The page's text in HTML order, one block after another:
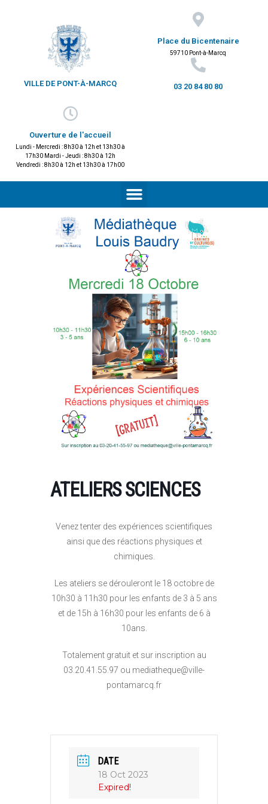
VILLE DE PONT-À-MARCQ
Place du Bicentenaire
59710 Pont-à-Marcq
03 20 84 80 80
Ouverture de l'accueil
Lundi - Mercredi : 8h30 à 12h et 13h30 à
17h30 Mardi - Jeudi : 8h30 à 12h
Vendredi : 8h30 à 12h et 13h30 à 17h00
ATELIERS SCIENCES
Venez tenter des expériences scientifiques
ainsi que des réactions physiques et
chimiques.
Les ateliers se dérouleront le 18 octobre de
10h30 à 11h30 pour les enfants de 3 à 5 ans
et de 15h à 16h30 pour les enfants de 6 à
10ans.
Totalement gratuit et sur inscription au
03.20.41.55.97 ou mediatheque@ville-
pontamarcq.fr
DATE
18 Oct 2023
Expired!